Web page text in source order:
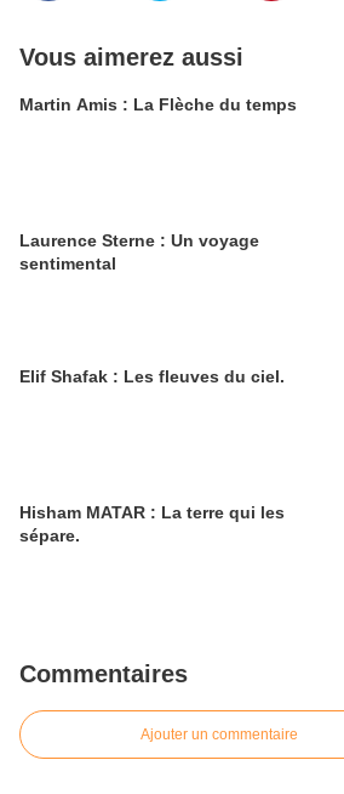
Vous aimerez aussi
Martin Amis : La Flèche du temps
Laurence Sterne : Un voyage
sentimental
Elif Shafak : Les fleuves du ciel.
Hisham MATAR : La terre qui les
sépare.
Commentaires
Ajouter un commentaire